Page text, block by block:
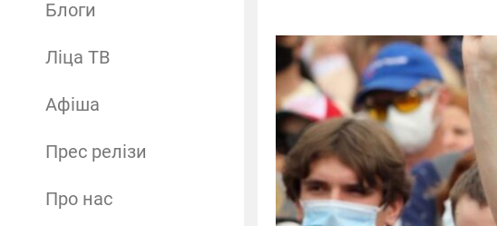
Блоги
Ліца ТВ
Афіша
Прес релізи
Про нас